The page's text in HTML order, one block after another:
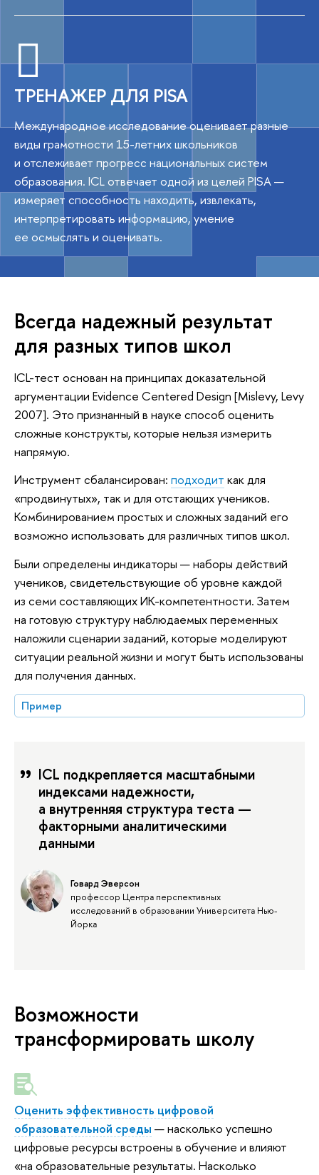
ТРЕНАЖЕР ДЛЯ PISA
Международное исследование оценивает разные
виды грамотности 15-летних школьников
и отслеживает прогресс национальных систем
образования. ICL отвечает одной из целей PISA ​—​
измеряет способность находить, извлекать,
интерпретировать информацию, умение
ее осмыслять и оценивать.
Всегда надежный результат
для разных типов школ
ICL-тест основан на принципах доказательной
аргументации Evidence Centered Design [Mislevy, Levy
2007]. Это признанный в науке способ оценить
сложные конструкты, которые нельзя измерить
напрямую.
Инструмент сбалансирован: подходит как для
«продвинутых», так и для отстающих учеников.
Комбинированием простых и сложных заданий его
возможно использовать для различных типов школ.
Были определены индикаторы — наборы действий
учеников, свидетельствующие об уровне каждой
из семи составляющих ИК-компетентности. Затем
на готовую структуру наблюдаемых переменных
наложили сценарии заданий, которые моделируют
ситуации реальной жизни и могут быть использованы
для получения данных.
Пример
ICL подкрепляется масштабными
индексами надежности,
а внутренняя структура теста —
факторными аналитическими
данными
Говард Эверсон
профессор Центра перспективных
исследований в образовании Университета Нью-
Йорка
Возможности
трансформировать школу
Оценить эффективность цифровой
образовательной среды — насколько успешно
цифровые ресурсы встроены в обучение и влияют
«на образовательные результаты. Насколько